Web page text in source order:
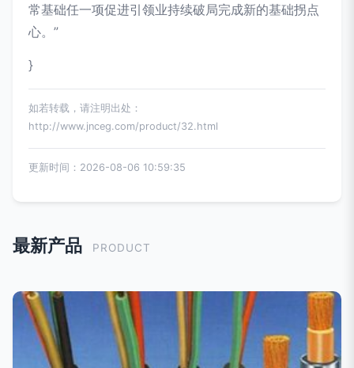
常基础任一项促进引领业持续破局完成新的基础拐点
心。”
}
如若转载，请注明出处：
http://www.jnceg.com/product/32.html
更新时间：2026-08-06 10:59:35
最新产品 PRODUCT